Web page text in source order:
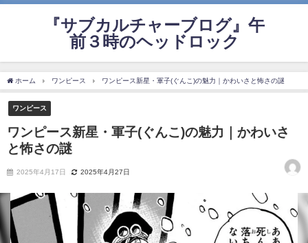
『サブカルチャーブログ』午
前３時のヘッドロック
ホーム ワンピース ワンピース新星・軍子(ぐんこ)の魅力｜かわいさと怖さの謎
ワンピース
ワンピース新星・軍子(ぐんこ)の魅力｜かわいさ
と怖さの謎
2025年4月17日 2025年4月27日